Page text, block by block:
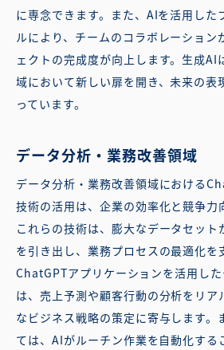
に専念できます。また、AIを活用した
ルにより、チームのコラボレーション
ェクトの完成度が向上します。生成AI
域において新しい扉を開き、未来の表
っています。
データ分析・業務改善領域
データ分析・業務改善領域における
技術の活用は、企業の効率化と競争力
これらの技術は、膨大なデータセット
を引き出し、業務プロセスの最適化を
ChatGPTアプリケーションを活用し
は、売上予測や顧客行動の分析をリア
なビジネス戦略の策定に寄与します。
ては、AIがルーチン作業を自動化する